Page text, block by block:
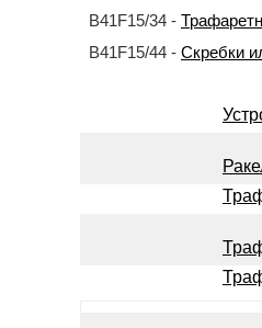
B41F15/34 -
B41F15/44 - Скребки